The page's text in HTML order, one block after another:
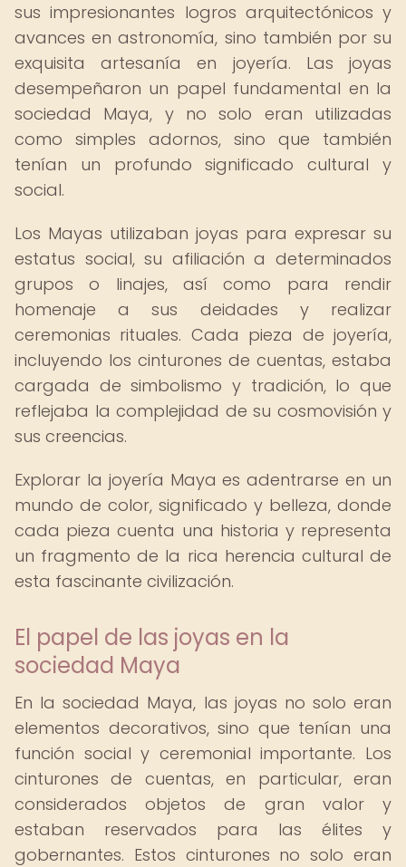
sus impresionantes logros arquitectónicos y
avances en astronomía, sino también por su
exquisita artesanía en joyería. Las joyas
desempeñaron un papel fundamental en la
sociedad Maya, y no solo eran utilizadas
como simples adornos, sino que también
tenían un profundo significado cultural y
social.
Los Mayas utilizaban joyas para expresar su
estatus social, su afiliación a determinados
grupos o linajes, así como para rendir
homenaje a sus deidades y realizar
ceremonias rituales. Cada pieza de joyería,
incluyendo los cinturones de cuentas, estaba
cargada de simbolismo y tradición, lo que
reflejaba la complejidad de su cosmovisión y
sus creencias.
Explorar la joyería Maya es adentrarse en un
mundo de color, significado y belleza, donde
cada pieza cuenta una historia y representa
un fragmento de la rica herencia cultural de
esta fascinante civilización.
El papel de las joyas en la
sociedad Maya
En la sociedad Maya, las joyas no solo eran
elementos decorativos, sino que tenían una
función social y ceremonial importante. Los
cinturones de cuentas, en particular, eran
considerados objetos de gran valor y
estaban reservados para las élites y
gobernantes. Estos cinturones no solo eran